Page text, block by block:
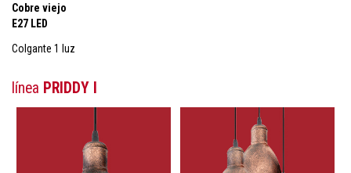
Cobre viejo
E27 LED
Colgante 1 luz
línea PRIDDY I